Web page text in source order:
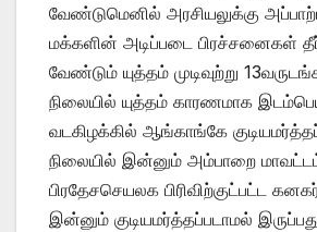
வேண்டுமெனில் அரசியலுக்கு
மக்களின் அடிப்படை பிரச்சனைகள்
வேண்டும் யுத்தம் முடிவுற்று
நிலையில் யுத்தம் காரணமாக
வடகிழக்கில் ஆங்காங்கே
நிலையில் இன்னும் அம்பாறை
பிரதேசசெயலக பிரிவிற்குட்பட்ட
இன்னும் குடியமர்த்தப்படாமல்